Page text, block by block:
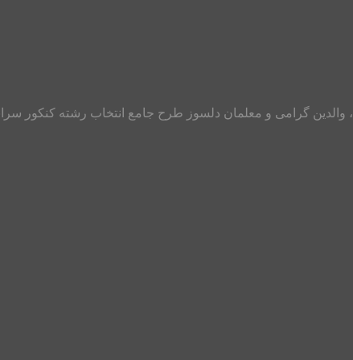
با عرض سلام و خداقوت به تمامی دانش آموزان و داوطلبان کنکور ۹۸ ، والدین گرامی و معلمان